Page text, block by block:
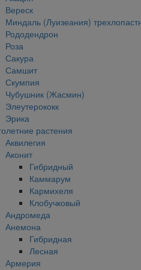
Вереск
Миндаль (Луизеания)
Рододендрон
Роза
Сакура
Самшит
Скумпия
Чубушник (Жасмин)
Элеутерококк
Эрика
растения
Аквилегия
Аконит
Гибридный
Каммарум
Кармихеля
Клобучковый
Андромеда
Анемона
Гибридная
Лесная
Армерия